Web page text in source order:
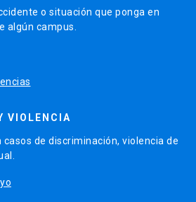
o situación que ponga en
algún campus.
VIOLENCIA
de discriminación, violencia de